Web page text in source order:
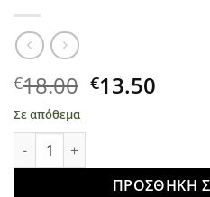
€18.00 Original
€13.50
Σε απόθεμα
L'Oreal Professionel Serie
ΠΡΟΣΘΉΚΗ